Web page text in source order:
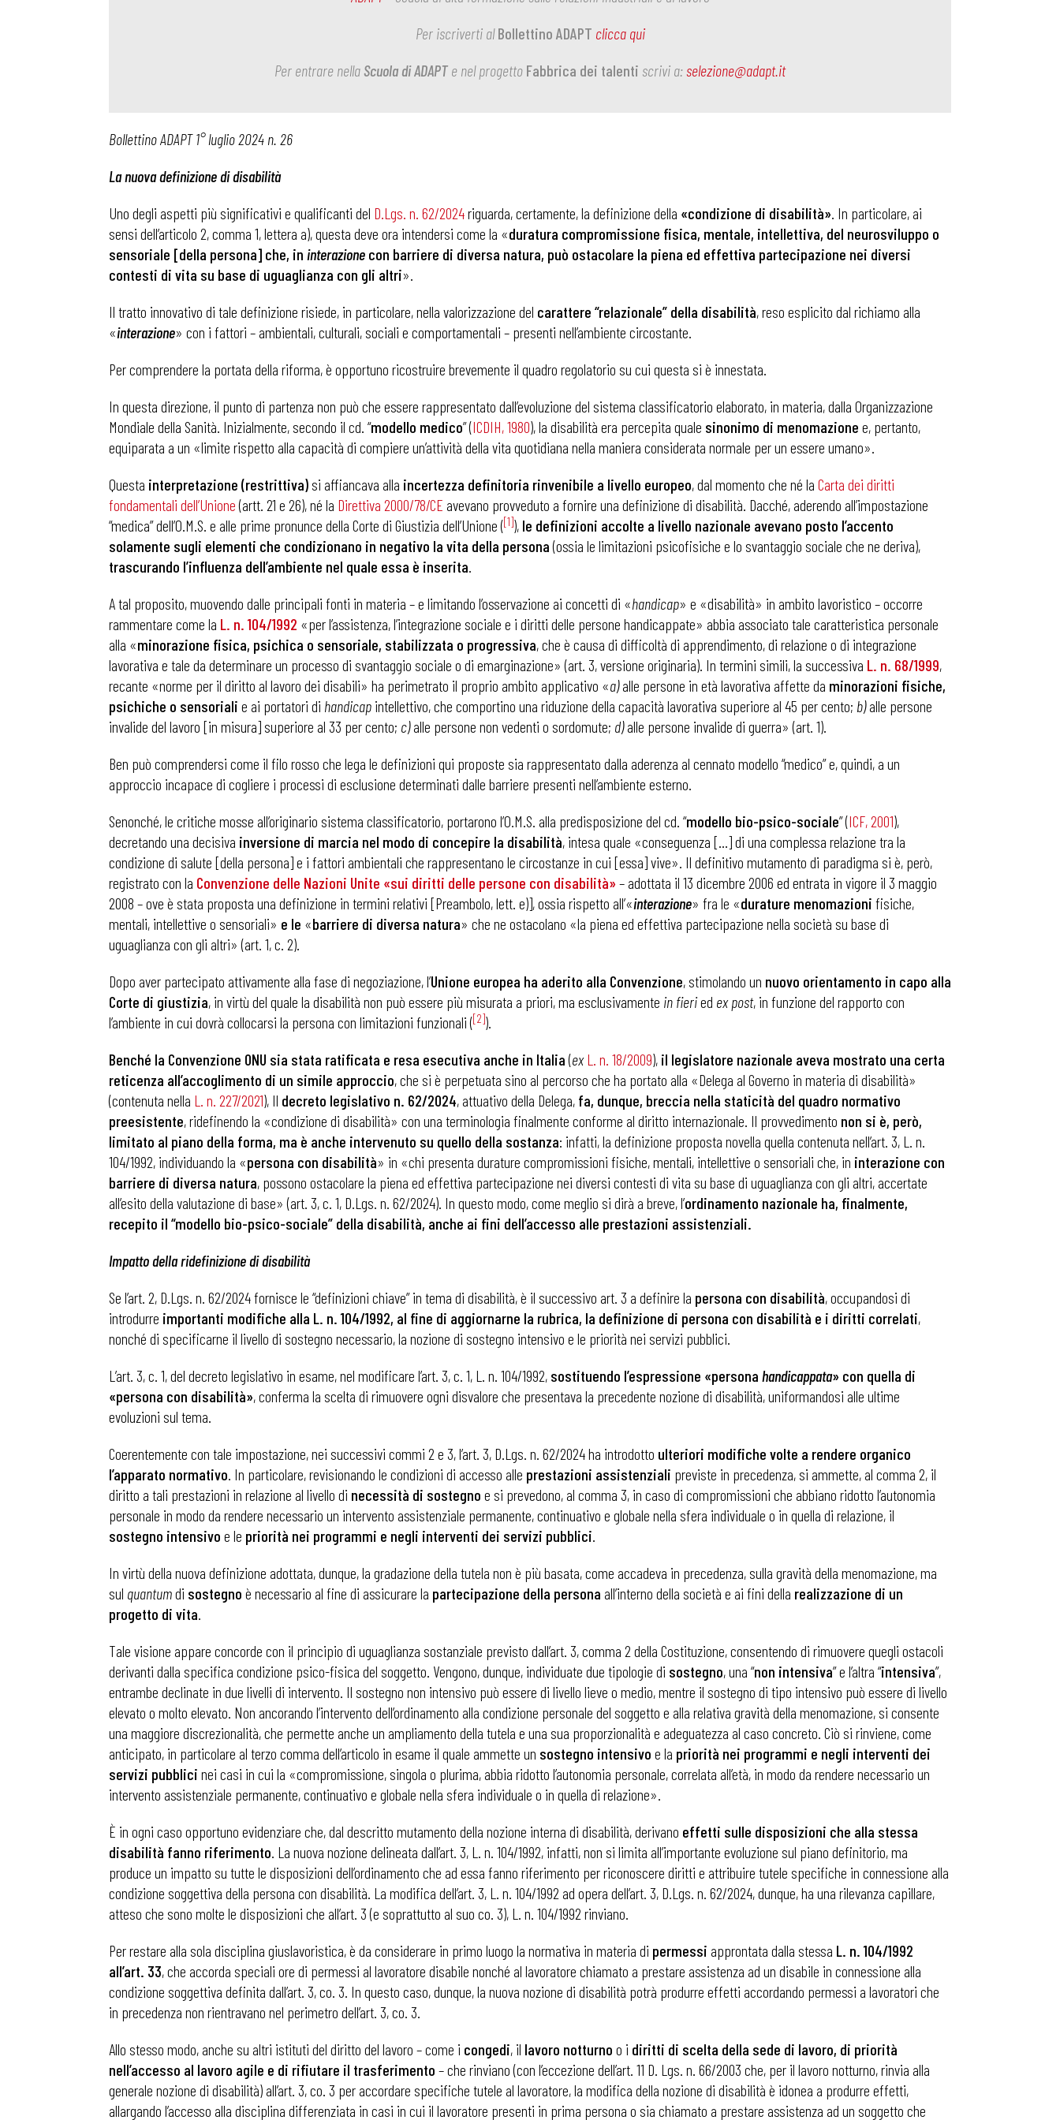
Bollettini ADAPT
Articoli
Osservatori
Eventi
Chi Siamo
Per iscriverti alBollettino ADAPT clicca qui
Per entrare nella Scuola di ADAPT e nel progetto Fabbrica dei talenti scrivi a:selezione@adapt.it
Bollettino ADAPT 1° luglio 2024 n. 26
La nuova definizione di disabilità
Uno degli aspetti più significativi e qualificanti del D.Lgs. n. 62/2024riguarda, certamente, la definizione della «condizione di disabilità». In particolare, ai
sensi dell’articolo 2, comma 1, lettera a), questa deve ora intendersi come la «duratura compromissione fisica, mentale, intellettiva, del neurosviluppo o
sensoriale [della persona] che, in interazione con barriere di diversa natura, può ostacolare la piena ed effettiva partecipazione nei diversi
contesti di vita su base di uguaglianza con gli altri».
Il tratto innovativo di tale definizione risiede, in particolare, nella valorizzazione del carattere “relazionale” della disabilità, reso esplicito dal richiamo alla
«interazione» con i fattori – ambientali, culturali, sociali e comportamentali – presenti nell’ambiente circostante.
Per comprendere la portata della riforma, è opportuno ricostruire brevemente il quadro regolatorio su cui questa si è innestata.
In questa direzione, il punto di partenza non può che essere rappresentato dall’evoluzione del sistema classificatorio elaborato, in materia, dalla Organizzazione
Mondiale della Sanità. Inizialmente, secondo il cd. “modello medico” (ICDIH, 1980), la disabilità era percepita quale sinonimo di menomazione e, pertanto,
equiparata a un «limite rispetto alla capacità di compiere un’attività della vita quotidiana nella maniera considerata normale per un essere umano».
Questa interpretazione (restrittiva) si affiancava alla incertezza definitoria rinvenibile a livello europeo, dal momento che né la Carta dei diritti
fondamentali dell’Unione(artt. 21 e 26), né la Direttiva 2000/78/CE avevano provveduto a fornire una definizione di disabilità. Dacché, aderendo all’impostazione
“medica” dell’O.M.S. e alle prime pronunce della Corte di Giustizia dell’Unione ([1]), le definizioni accolte a livello nazionale avevano posto l’accento
solamente sugli elementi che condizionano in negativo la vita della persona(ossia le limitazioni psicofisiche e lo svantaggio sociale che ne deriva),
trascurando l’influenza dell’ambiente nel quale essa è inserita.
A tal proposito, muovendo dalle principali fonti in materia – e limitando l’osservazione ai concetti di «handicap» e «disabilità» in ambito lavoristico – occorre
rammentare come la L. n. 104/1992 «per l’assistenza, l’integrazione sociale e i diritti delle persone handicappate» abbia associato tale caratteristica personale
alla «minorazione fisica, psichica o sensoriale, stabilizzata o progressiva, che è causa di difficoltà di apprendimento, di relazione o di integrazione
lavorativa e tale da determinare un processo di svantaggio sociale o di emarginazione» (art. 3, versione originaria). In termini simili, la successiva L. n. 68/1999,
recante «norme per il diritto al lavoro dei disabili» ha perimetrato il proprio ambito applicativo «a)alle persone in età lavorativa affette da minorazioni fisiche,
psichiche o sensoriali e ai portatori di handicap intellettivo, che comportino una riduzione della capacità lavorativa superiore al 45 per cento; b)alle persone
invalide del lavoro [in misura] superiore al 33 per cento; c)alle persone non vedenti o sordomute; d)alle persone invalide di guerra» (art. 1).
Ben può comprendersi come il filo rosso che lega le definizioni qui proposte sia rappresentato dalla aderenza al cennato modello “medico” e, quindi, a un
approccio incapace di cogliere i processi di esclusione determinati dalle barriere presenti nell’ambiente esterno.
Senonché, le critiche mosse all’originario sistema classificatorio, portarono l’O.M.S. alla predisposizione del cd. “modello bio-psico-sociale” (ICF, 2001),
decretando una decisiva inversione di marcia nel modo di concepire la disabilità, intesa quale «conseguenza […] di una complessa relazione tra la
condizione di salute [della persona] e i fattori ambientali che rappresentano le circostanze in cui [essa] vive». Il definitivo mutamento di paradigma si è, però,
registrato con la Convenzione delle Nazioni Unite «sui diritti delle persone con disabilità» – adottata il 13 dicembre 2006 ed entrata in vigore il 3 maggio
2008 – ove è stata proposta una definizione in termini relativi [Preambolo, lett. e)], ossia rispetto all’«interazione» fra le «durature menomazioni fisiche,
mentali, intellettive o sensoriali» e le «barriere di diversa natura» che ne ostacolano «la piena ed effettiva partecipazione nella società su base di
uguaglianza con gli altri» (art. 1, c. 2).
Dopo aver partecipato attivamente alla fase di negoziazione, l’Unione europea ha aderito alla Convenzione, stimolando un nuovo orientamento in capo alla
Corte di giustizia, in virtù del quale la disabilità non può essere più misurata a priori, ma esclusivamente in fieried ex post, in funzione del rapporto con
l’ambiente in cui dovrà collocarsi la persona con limitazioni funzionali ([2]).
Benché la Convenzione ONU sia stata ratificata e resa esecutiva anche in Italia(ex L. n. 18/2009), il legislatore nazionale aveva mostrato una certa
reticenza all’accoglimento di un simile approccio, che si è perpetuata sino al percorso che ha portato alla «Delega al Governo in materia di disabilità»
(contenuta nella L. n. 227/2021), Il decreto legislativo n. 62/2024, attuativo della Delega, fa, dunque, breccia nella staticità del quadro normativo
preesistente, ridefinendo la «condizione di disabilità» con una terminologia finalmente conforme al diritto internazionale. Il provvedimento non si è, però,
limitato al piano della forma, ma è anche intervenuto su quello della sostanza: infatti, la definizione proposta novella quella contenuta nell’art. 3, L. n.
104/1992, individuando la «persona con disabilità» in «chi presenta durature compromissioni fisiche, mentali, intellettive o sensoriali che, in interazione con
barriere di diversa natura, possono ostacolare la piena ed effettiva partecipazione nei diversi contesti di vita su base di uguaglianza con gli altri, accertate
all’esito della valutazione di base» (art. 3, c. 1, D.Lgs. n. 62/2024). In questo modo, come meglio si dirà a breve, l’ordinamento nazionale ha, finalmente,
recepito il “modello bio-psico-sociale” della disabilità, anche ai fini dell’accesso alle prestazioni assistenziali.
Impatto della ridefinizione di disabilità
Se l’art. 2, D.Lgs. n. 62/2024 fornisce le “definizioni chiave” in tema di disabilità, è il successivo art. 3 a definire la persona con disabilità, occupandosi di
introdurre importanti modifiche alla L. n. 104/1992, al fine di aggiornarne la rubrica, la definizione di persona con disabilità e i diritti correlati,
nonché di specificarne il livello di sostegno necessario, la nozione di sostegno intensivo e le priorità nei servizi pubblici.
L’art. 3, c. 1, del decreto legislativo in esame, nel modificare l’art. 3, c. 1, L. n. 104/1992, sostituendo l’espressione «persona handicappata» con quella di
«persona con disabilità», conferma la scelta di rimuovere ogni disvalore che presentava la precedente nozione di disabilità, uniformandosi alle ultime
evoluzioni sul tema.
Coerentemente con tale impostazione, nei successivi commi 2 e 3, l’art. 3, D.Lgs. n. 62/2024 ha introdotto ulteriori modifiche volte a rendere organico
l’apparato normativo. In particolare, revisionando le condizioni di accesso alle prestazioni assistenziali previste in precedenza, si ammette, al comma 2, il
diritto a tali prestazioni in relazione al livello di necessità di sostegno e si prevedono, al comma 3, in caso di compromissioni che abbiano ridotto l’autonomia
personale in modo da rendere necessario un intervento assistenziale permanente, continuativo e globale nella sfera individuale o in quella di relazione, il
sostegno intensivo e le priorità nei programmi e negli interventi dei servizi pubblici.
In virtù della nuova definizione adottata, dunque, la gradazione della tutela non è più basata, come accadeva in precedenza, sulla gravità della menomazione, ma
sul quantumdi sostegno è necessario al fine di assicurare la partecipazione della persona all’interno della società e ai fini della realizzazione di un
progetto di vita.
Tale visione appare concorde con il principio di uguaglianza sostanziale previsto dall’art. 3, comma 2 della Costituzione, consentendo di rimuovere quegli ostacoli
derivanti dalla specifica condizione psico-fisica del soggetto. Vengono, dunque, individuate due tipologie di sostegno, una “non intensiva” e l’altra “intensiva”,
entrambe declinate in due livelli di intervento. Il sostegno non intensivo può essere di livello lieve o medio, mentre il sostegno di tipo intensivo può essere di livello
elevato o molto elevato. Non ancorando l’intervento dell’ordinamento alla condizione personale del soggetto e alla relativa gravità della menomazione, si consente
una maggiore discrezionalità, che permette anche un ampliamento della tutela e una sua proporzionalità e adeguatezza al caso concreto. Ciò si rinviene, come
anticipato, in particolare al terzo comma dell’articolo in esame il quale ammette un sostegno intensivo e la priorità nei programmi e negli interventi dei
servizi pubblici nei casi in cui la «compromissione, singola o plurima, abbia ridotto l’autonomia personale, correlata all’età, in modo da rendere necessario un
intervento assistenziale permanente, continuativo e globale nella sfera individuale o in quella di relazione».
È in ogni caso opportuno evidenziare che, dal descritto mutamento della nozione interna di disabilità, derivano effetti sulle disposizioni che alla stessa
disabilità fanno riferimento. La nuova nozione delineata dall’art. 3, L. n. 104/1992, infatti, non si limita all’importante evoluzione sul piano definitorio, ma
produce un impatto su tutte le disposizioni dell’ordinamento che ad essa fanno riferimento per riconoscere diritti e attribuire tutele specifiche in connessione alla
condizione soggettiva della persona con disabilità. La modifica dell’art. 3, L. n. 104/1992 ad opera dell’art. 3, D.Lgs. n. 62/2024, dunque, ha una rilevanza capillare,
atteso che sono molte le disposizioni che all’art. 3 (e soprattutto al suo co. 3), L. n. 104/1992 rinviano.
Per restare alla sola disciplina giuslavoristica, è da considerare in primo luogo la normativa in materia di permessi approntata dalla stessa L. n. 104/1992
all’art. 33, che accorda speciali ore di permessi al lavoratore disabile nonché al lavoratore chiamato a prestare assistenza ad un disabile in connessione alla
condizione soggettiva definita dall’art. 3, co. 3. In questo caso, dunque, la nuova nozione di disabilità potrà produrre effetti accordando permessi a lavoratori che
in precedenza non rientravano nel perimetro dell’art. 3, co. 3.
Allo stesso modo, anche su altri istituti del diritto del lavoro – come i congedi, il lavoro notturno o i diritti di scelta della sede di lavoro, di priorità
nell’accesso al lavoro agile e di rifiutare il trasferimento – che rinviano (con l’eccezione dell’art. 11 D. Lgs. n. 66/2003 che, per il lavoro notturno, rinvia alla
generale nozione di disabilità) all’art. 3, co. 3 per accordare specifiche tutele al lavoratore, la modifica della nozione di disabilità è idonea a produrre effetti,
allargando l’accesso alla disciplina differenziata in casi in cui il lavoratore presenti in prima persona o sia chiamato a prestare assistenza ad un soggetto che